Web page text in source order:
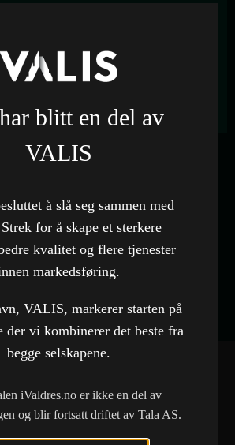
streken, fonten og innslag av farger
den nøytral og seriøs. Det er
til natur og bilder – som er
REFERANSER
blitt en del av
VALIS
å slå seg sammen med
for å skape et sterkere
kvalitet og flere tjenester
markedsføring.
VALIS, markerer starten på
der vi kombinerer det beste fra
begge selskapene.
iValdres.no er ikke en del av
og blir fortsatt driftet av Tala AS.